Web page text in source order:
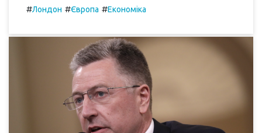
#Лондон #Європа #Економіка